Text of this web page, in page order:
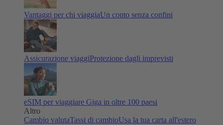
Vantaggi per chi viaggiaUn conto senza confini
Assicurazione viaggiProtezione dagli imprevisti
eSIM per viaggiare Giga in oltre 100 paesi
Altro
Cambio valutaTassi di cambioUsa la tua carta all'estero